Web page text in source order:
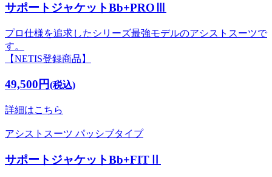
サポートジャケットBb+PROⅢ
プロ仕様を追求したシリーズ最強モデルのアシストスーツで
す。
【NETIS登録商品】
49,500円(税込)
詳細はこちら
アシストスーツ パッシブタイプ
サポートジャケットBb+FITⅡ